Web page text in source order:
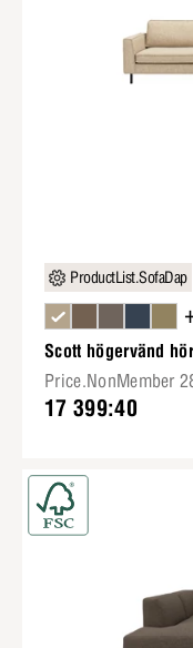
ProductList.SofaDap
Scott högervänd
Price.NonMember
17 399:40